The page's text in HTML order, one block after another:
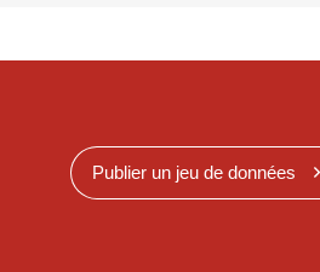
Publier un jeu de données